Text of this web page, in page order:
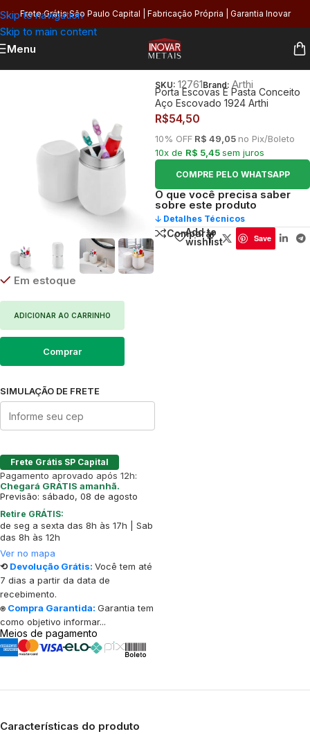
Skip to navigation
Skip to main content
Frete Grátis São Paulo Capital | Fabricação Própria | Garantia Inovar
Menu
Em estoque
ADICIONAR AO CARRINHO
Comprar
SIMULAÇÃO DE FRETE
Frete Grátis SP Capital
Pagamento aprovado após 12h:
Chegará GRÁTIS amanhã.
Previsão: sábado, 08 de agosto
Retire GRÁTIS:
de seg a sexta das 8h às 17h | Sab
das 8h às 12h
Ver no mapa
⟲ Devolução Grátis: Você tem até
7 dias a partir da data de
recebimento.
⍟ Compra Garantida: Garantia tem
como objetivo informar...
Meios de pagamento
SKU: 12761Brand: Arthi
Porta Escovas E Pasta Conceito
Aço Escovado 1924 Arthi
R$54,50
10% OFF R$ 49,05 no Pix/Boleto
10x de R$ 5,45sem juros
COMPRE PELO WHATSAPP
O que você precisa saber
sobre este produto
🡣 Detalhes Técnicos
Comparar
Add to
wishlist
Save
Características do produto